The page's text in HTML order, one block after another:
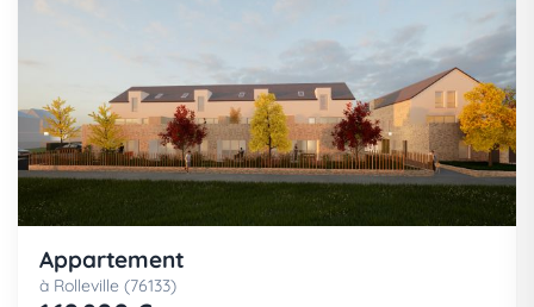
Appartement
à Rolleville (76133)